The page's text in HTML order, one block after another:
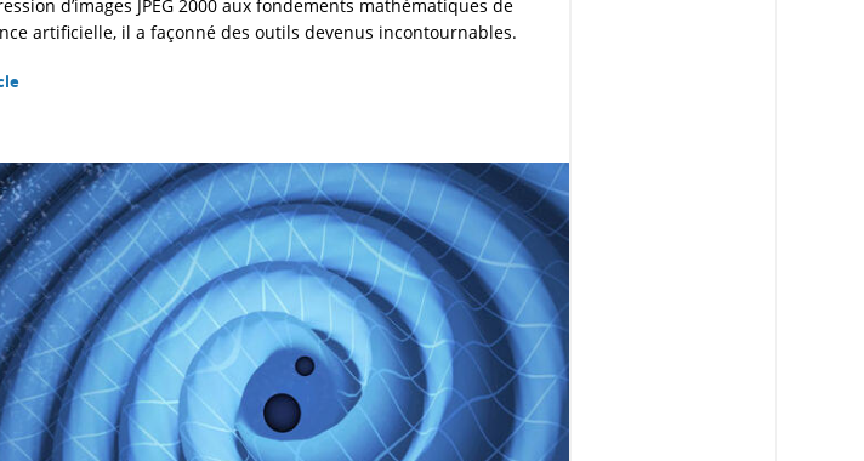
d’images JPEG 2000 aux fondements mathématiques de
artificielle, il a façonné des outils devenus incontournables.